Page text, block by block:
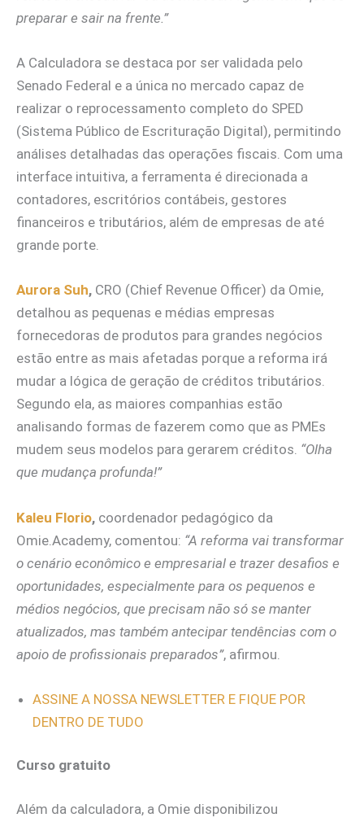
preparar e sair na frente.”
A Calculadora se destaca por ser validada pelo
Senado Federal e a única no mercado capaz de
realizar o reprocessamento completo do SPED
(Sistema Público de Escrituração Digital), permitindo
análises detalhadas das operações fiscais. Com uma
interface intuitiva, a ferramenta é direcionada a
contadores, escritórios contábeis, gestores
financeiros e tributários, além de empresas de até
grande porte.
Aurora Suh, CRO (Chief Revenue Officer) da Omie,
detalhou as pequenas e médias empresas
fornecedoras de produtos para grandes negócios
estão entre as mais afetadas porque a reforma irá
mudar a lógica de geração de créditos tributários.
Segundo ela, as maiores companhias estão
analisando formas de fazerem como que as PMEs
mudem seus modelos para gerarem créditos. “Olha
que mudança profunda!”
Kaleu Florio, coordenador pedagógico da
Omie.Academy, comentou: “A reforma vai transformar
o cenário econômico e empresarial e trazer desafios e
oportunidades, especialmente para os pequenos e
médios negócios, que precisam não só se manter
atualizados, mas também antecipar tendências com o
apoio de profissionais preparados”, afirmou.
ASSINE A NOSSA NEWSLETTER E FIQUE POR
DENTRO DE TUDO
Curso gratuito
Além da calculadora, a Omie disponibilizou